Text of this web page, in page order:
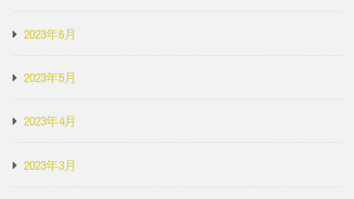
2023年6月
2023年5月
2023年4月
2023年3月